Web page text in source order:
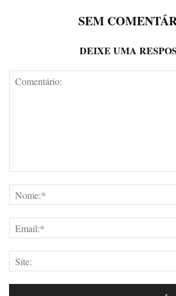
SEM
DEIXE UMA